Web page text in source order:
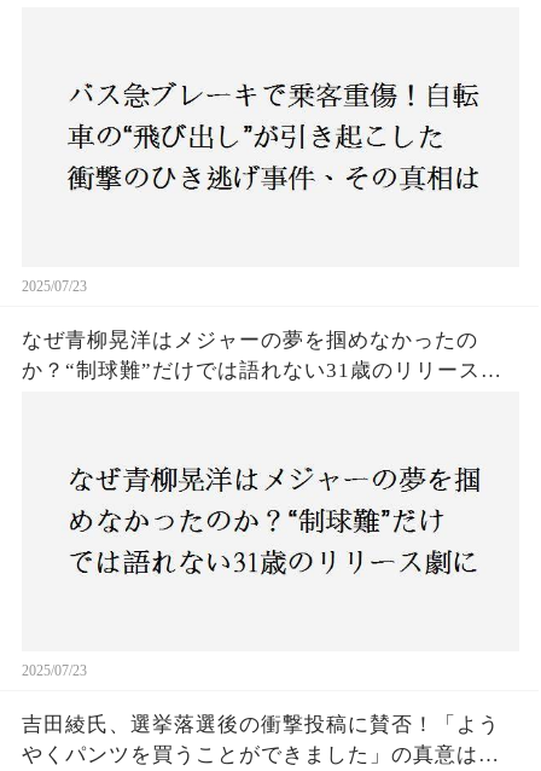
2025/07/23
なぜ青柳晃洋はメジャーの夢を掴めなかったの
か？“制球難”だけでは語れない31歳のリリース劇
2025/07/23
吉田綾氏、選挙落選後の衝撃投稿に賛否！「よう
やくパンツを買うことができました」の真意は？